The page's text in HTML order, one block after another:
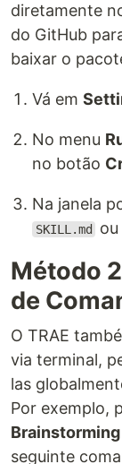
diretamente
do GitHub
baixar o
Vá em
No menu
no botão
Na janela
SKILL.md
Método
de
O TRAE
via terminal,
las
Por exemplo,
Brainstorming
seguinte